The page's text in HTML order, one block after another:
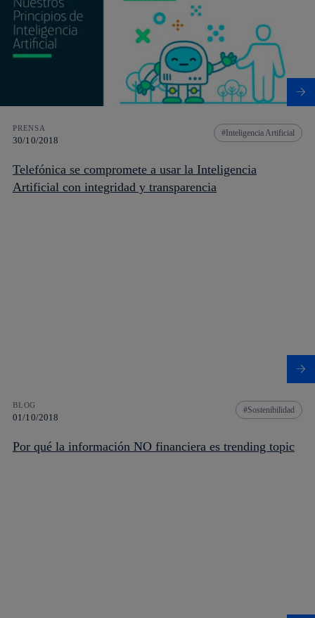
PRENSA
30/10/2018
Inteligencia Artificial
Telefónica se compromete a usar la Inteligencia
Artificial con integridad y transparencia
BLOG
01/10/2018
Sostenibilidad
Por qué la información NO financiera es trending topic